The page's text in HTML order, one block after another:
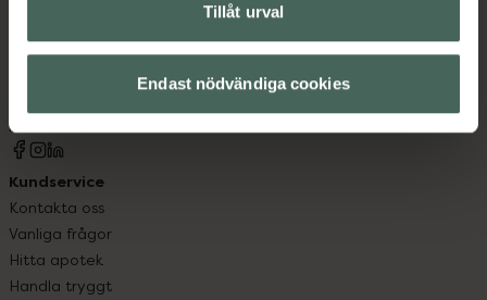
Tillåt urval
Endast nödvändiga cookies
Kronans Apotek finns här för dig. Du hittar oss från Skåne i
syd till Lappland i norr, och online i mobilen och på
hjälpa just dig att må lite bättre. Välkommen att prata
med oss.
Kundservice
Kontakta oss
Vanliga frågor
Hitta apotek
Handla tryggt